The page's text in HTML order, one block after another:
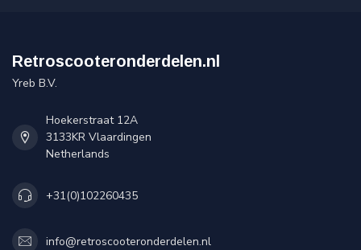
Retroscooteronderdelen.nl
Yreb B.V.
Hoekerstraat 12A
3133KR Vlaardingen
Netherlands
+31(0)102260435
info@retroscooteronderdelen.nl